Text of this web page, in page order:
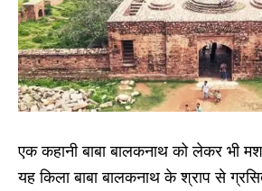
एक कहानी बाबा बालकनाथ को लेकर भी
यह किला बाबा बालकनाथ के श्राप से